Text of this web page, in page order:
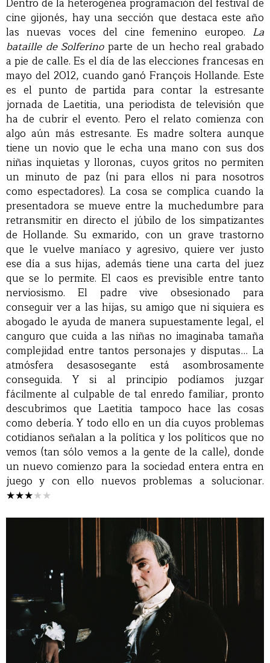
cine gijonés, hay una sección que destaca este año
las nuevas voces del cine femenino europeo. La
bataille de Solferinoparte de un hecho real grabado
a pie de calle. Es el día de las elecciones francesas en
mayo del 2012, cuando ganó François Hollande. Este
es el punto de partida para contar la estresante
jornada de Laetitia, una periodista de televisión que
ha de cubrir el evento. Pero el relato comienza con
algo aún más estresante. Es madre soltera aunque
tiene un novio que le echa una mano con sus dos
niñas inquietas y lloronas, cuyos gritos no permiten
un minuto de paz (ni para ellos ni para nosotros
como espectadores). La cosa se complica cuando la
presentadora se mueve entre la muchedumbre para
retransmitir en directo el júbilo de los simpatizantes
de Hollande. Su exmarido, con un grave trastorno
que le vuelve maníaco y agresivo, quiere ver justo
ese día a sus hijas, además tiene una carta del juez
que se lo permite. El caos es previsible entre tanto
nerviosismo. El padre vive obsesionado para
conseguir ver a las hijas, su amigo que ni siquiera es
abogado le ayuda de manera supuestamente legal, el
canguro que cuida a las niñas no imaginaba tamaña
complejidad entre tantos personajes y disputas… La
atmósfera desasosegante está asombrosamente
conseguida. Y si al principio podíamos juzgar
fácilmente al culpable de tal enredo familiar, pronto
descubrimos que Laetitia tampoco hace las cosas
como debería. Y todo ello en un día cuyos problemas
cotidianos señalan a la política y los políticos que no
vemos (tan sólo vemos a la gente de la calle), donde
un nuevo comienzo para la sociedad entera entra en
juego y con ello nuevos problemas a solucionar.
★★★★★